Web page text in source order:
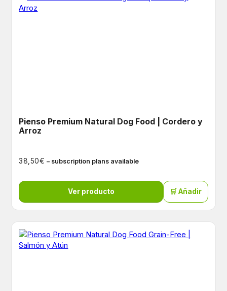
Pienso Premium Natural Dog Food | Cordero y
Arroz
38,50€ – subscription plans available
Ver producto 🛒 Añadir